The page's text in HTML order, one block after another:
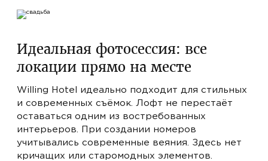
Идеальная фотосессия: все
локации прямо на месте
Willing Hotel идеально подходит для стильных
и современных съёмок. Лофт не перестаёт
оставаться одним из востребованных
интерьеров. При создании номеров
учитывались современные веяния. Здесь нет
кричащих или старомодных элементов.